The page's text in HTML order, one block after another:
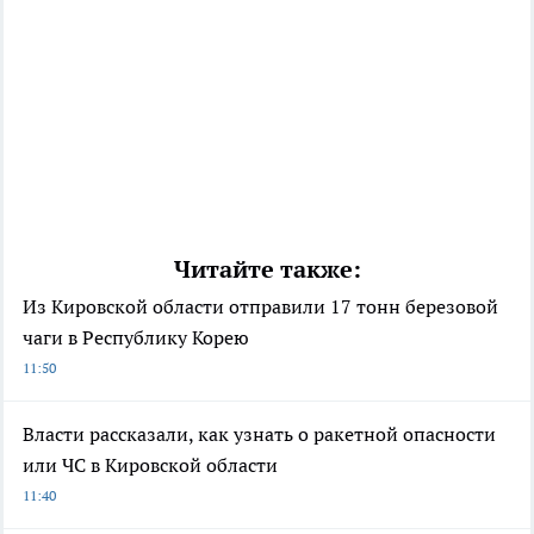
Читайте также:
Из Кировской области отправили 17 тонн березовой
чаги в Республику Корею
11:50
Власти рассказали, как узнать о ракетной опасности
или ЧС в Кировской области
11:40